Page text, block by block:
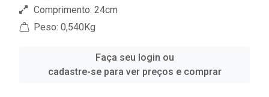
Comprimento: 24cm
Peso: 0,540Kg
Faça seu login ou
cadastre-se para ver preços e comprar